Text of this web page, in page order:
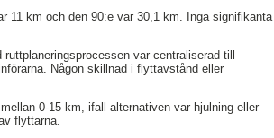
11 km och den 90:e var 30,1 km. Inga signifikanta
var centraliserad till
Någon skillnad i flyttavstånd eller
0-15 km, ifall alternativen var hjulning eller
flyttarna.